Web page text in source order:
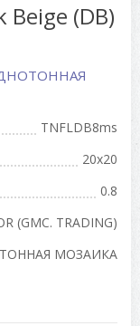
(DB)
TNFLDB8ms
20x20
0.8
(GMC. TRADING)
МОЗАИКА